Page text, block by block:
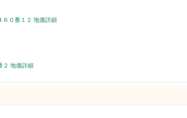
６０番１２ 地価詳細
２ 地価詳細